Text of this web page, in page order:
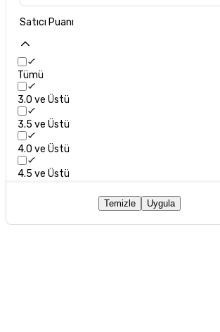
Satıcı Puanı
Tümü
3.0 ve Üstü
3.5 ve Üstü
4.0 ve Üstü
4.5 ve Üstü
Temizle Uygula